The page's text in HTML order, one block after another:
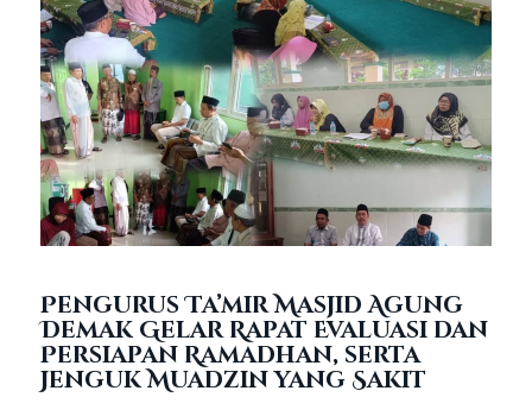
Pengurus Ta’mir Masjid Agung
Demak Gelar Rapat Evaluasi dan
Persiapan Ramadhan, serta
Jenguk Muadzin yang Sakit